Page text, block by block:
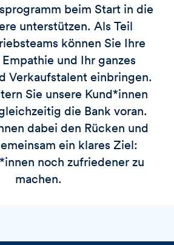
beim Start in die
unterstützen. Als Teil
können Sie Ihre
und Ihr ganzes
Verkaufstalent einbringen.
Sie unsere Kund*innen
die Bank voran.
dabei den Rücken und
ein klares Ziel:
noch zufriedener zu
machen.